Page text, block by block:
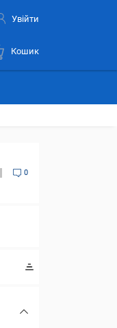
Увійти
Кошик
0